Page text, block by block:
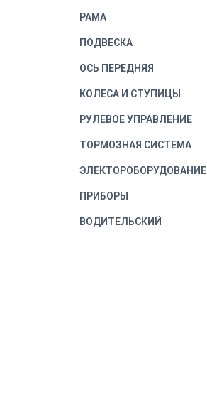
РАМА
ПОДВЕСКА
ОСЬ ПЕРЕДНЯЯ
КОЛЕСА И СТУПИЦЫ
РУЛЕВОЕ УПРАВЛЕНИЕ
ТОРМОЗНАЯ СИСТЕМА
ЭЛЕКТОРОБОРУДОВАНИЕ
ПРИБОРЫ
ВОДИТЕЛЬСКИЙ